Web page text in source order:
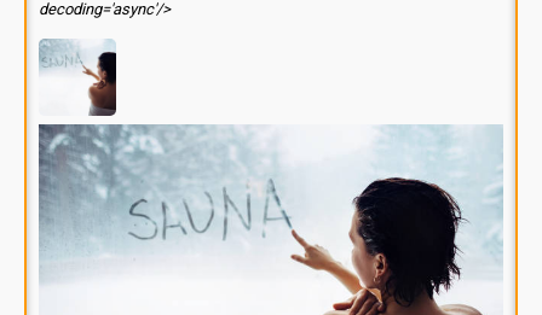
decoding='async'/>